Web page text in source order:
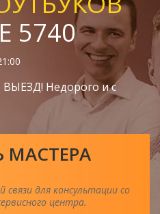
5740
Недорого и с
МАСТЕРА
для консультации со
центра.